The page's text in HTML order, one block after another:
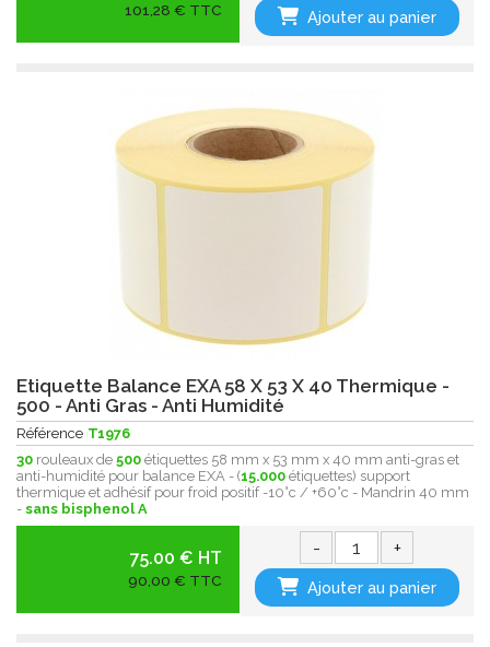
101,28 € TTC Ajouter au panier
Etiquette Balance EXA 58 X 53 X 40 Thermique -
500 - Anti Gras - Anti Humidité
Référence T1976
30 rouleaux de 500 étiquettes 58 mm x 53 mm x 40 mm anti-gras et
anti-humidité pour balance EXA - (15.000 étiquettes) support
thermique et adhésif pour froid positif -10°c / +60°c - Mandrin 40 mm
- sans bisphenol A
75.00 € HT
90,00 € TTC
- +
Ajouter au panier